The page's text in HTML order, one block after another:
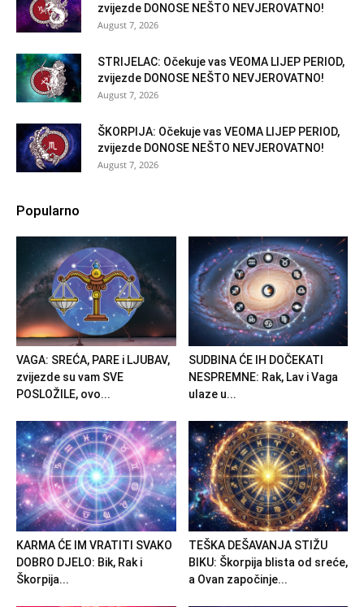
zvijezde DONOSE NEŠTO NEVJEROVATNO!
August 7, 2026
STRIJELAC: Očekuje vas VEOMA LIJEP PERIOD,
zvijezde DONOSE NEŠTO NEVJEROVATNO!
August 7, 2026
ŠKORPIJA: Očekuje vas VEOMA LIJEP PERIOD,
zvijezde DONOSE NEŠTO NEVJEROVATNO!
August 7, 2026
Popularno
VAGA: SREĆA, PARE i LJUBAV,
zvijezde su vam SVE
POSLOŽILE, ovo...
SUDBINA ĆE IH DOČEKATI
NESPREMNE: Rak, Lav i Vaga
ulaze u...
KARMA ĆE IM VRATITI SVAKO
DOBRO DJELO: Bik, Rak i
Škorpija...
TEŠKA DEŠAVANJA STIŽU
BIKU: Škorpija blista od sreće,
a Ovan započinje...